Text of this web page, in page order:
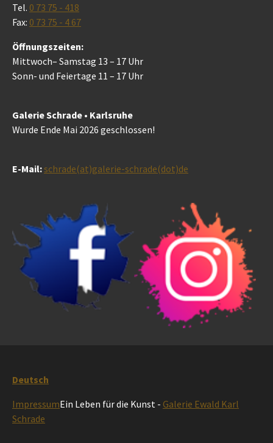
Tel. 0 73 75 - 418
Fax: 0 73 75 - 4 67
Öffnungszeiten:
Mittwoch– Samstag 13 – 17 Uhr
Sonn- und Feiertage 11 – 17 Uhr
Galerie Schrade • Karlsruhe
Wurde Ende Mai 2026 geschlossen!
E-Mail:schrade(at)galerie-schrade(dot)de
Deutsch
ImpressumEin Leben für die Kunst - Galerie Ewald Karl
Schrade